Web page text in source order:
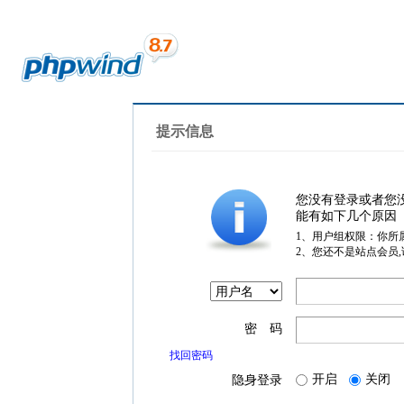
提示信息
您没有登录或者您
能有如下几个原因
1、用户组权限：你所
2、您还不是站点会员
密 码
找回密码
隐身登录 开启 关闭